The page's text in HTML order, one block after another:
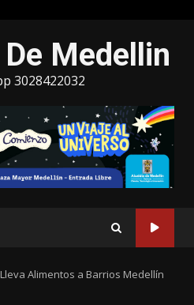
Medellin
3028422032
Lleva Alimentos a Barrios Medellín